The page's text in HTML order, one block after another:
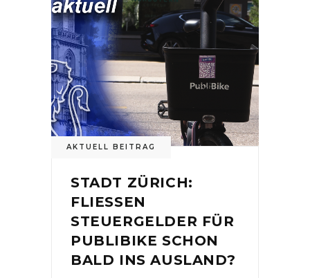
AKTUELL BEITRAG
STADT ZÜRICH:
FLIESSEN
STEUERGELDER FÜR
PUBLIBIKE SCHON
BALD INS AUSLAND?